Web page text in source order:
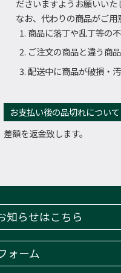
ださいますようお願いいた
なお、代わりの商品がご用
商品に落丁や乱丁等の
ご注文の商品と違う商
配送中に商品が破損・
お支払い後の品切れについて
差額を返金致します。
知らせはこちら
ォーム